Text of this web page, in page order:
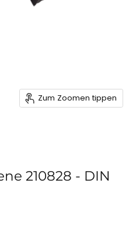
Zum Zoomen tippen
210828 - DIN